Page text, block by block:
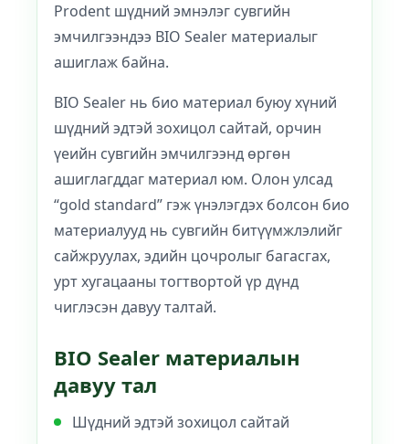
Prodent шүдний эмнэлэг сувгийн
эмчилгээндээ BIO Sealer материалыг
ашиглаж байна.
BIO Sealer нь био материал буюу хүний
шүдний эдтэй зохицол сайтай, орчин
үеийн сувгийн эмчилгээнд өргөн
ашиглагддаг материал юм. Олон улсад
“gold standard” гэж үнэлэгдэх болсон био
материалууд нь сувгийн битүүмжлэлийг
сайжруулах, эдийн цочролыг багасгах,
урт хугацааны тогтвортой үр дүнд
чиглэсэн давуу талтай.
BIO Sealer материалын
давуу тал
Шүдний эдтэй зохицол сайтай